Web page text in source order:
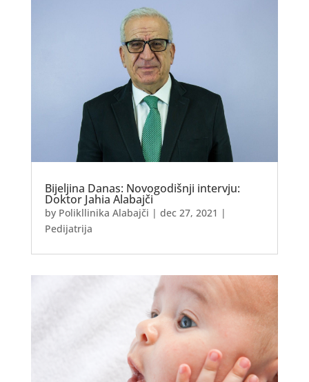
Bijeljina Danas: Novogodišnji intervju:
Doktor Jahia Alabajči
by Polikllinika Alabajči | dec 27, 2021 |
Pedijatrija